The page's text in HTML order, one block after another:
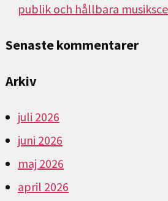
publik och hållbara
Senaste kommentarer
Arkiv
juli 2026
juni 2026
maj 2026
april 2026